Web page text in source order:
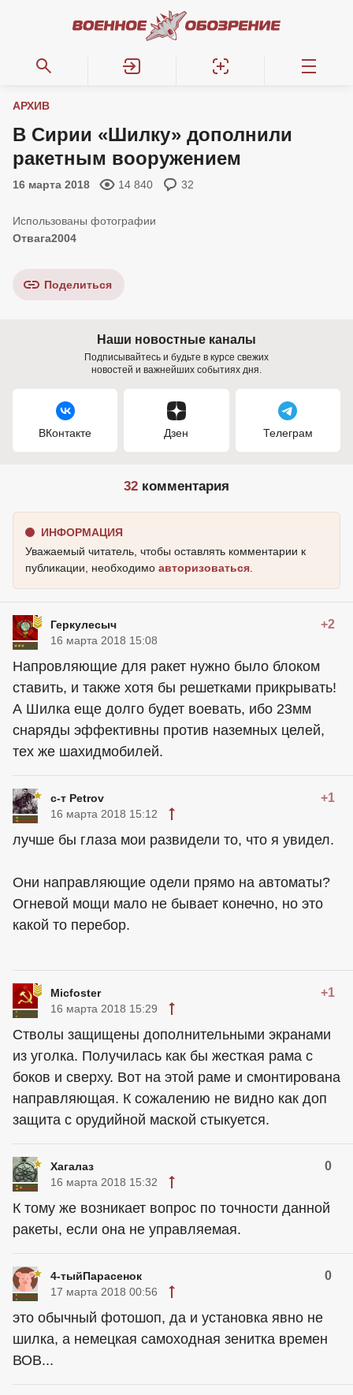
АРХИВ
В Сирии «Шилку» дополнили
ракетным вооружением
16 марта 2018 14 840 32
Отвага2004
Поделиться
Наши новостные каналы
Подписывайтесь и будьте в курсе свежих
новостей и важнейших событиях дня.
ВКонтакте Дзен Телеграм
32 комментария
ИНФОРМАЦИЯ
Уважаемый читатель, чтобы оставлять комментарии к
публикации, необходимо авторизоваться
Геркулесыч +2
16 марта 2018 15:08
Напровляющие для ракет нужно было блоком
ставить, и также хотя бы решетками прикрывать!
А Шилка еще долго будет воевать, ибо 23мм
снаряды эффективны против наземных целей,
тех же шахидмобилей.
с-т Petrov +1
16 марта 2018 15:12
лучше бы глаза мои развидели то, что я увидел.
Они направляющие одели прямо на автоматы?
Огневой мощи мало не бывает конечно, но это
какой то перебор.
Micfoster +1
16 марта 2018 15:29
Стволы защищены дополнительными экранами
из уголка. Получилась как бы жесткая рама с
боков и сверху. Вот на этой раме и смонтирована
направляющая. К сожалению не видно как доп
защита с орудийной маской стыкуется.
Хагалаз 0
16 марта 2018 15:32
К тому же возникает вопрос по точности данной
ракеты, если она не управляемая.
4-тыйПарасенок 0
17 марта 2018 00:56
это обычный фотошоп, да и установка явно не
шилка, а немецкая самоходная зенитка времен
ВОВ...